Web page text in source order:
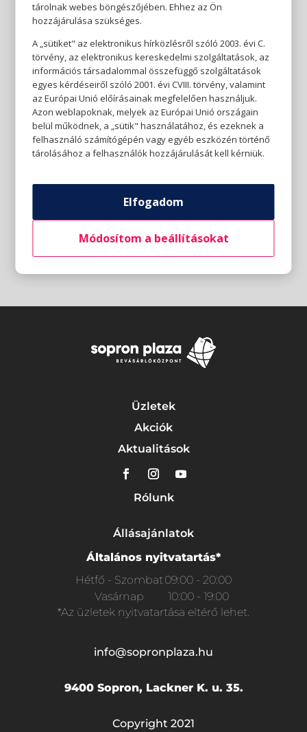
Üzletek
Akciók
Aktualitások
Rólunk
Állásajánlatok
Általános nyitvatartás*
Hétfő - Szombat09:00 - 20:00
Vasárnap
10:00 - 19:00
*Az üzletek nyitvatartása eltérő lehet.
info@sopronplaza.hu
9400 Sopron, Lackner K. u. 35.
Copyright 2021
tárolnak webes böngészőjében. Ehhez az Ön
hozzájárulása szükséges.
A „sütiket" az elektronikus hírközlésről szóló 2003. évi C.
törvény, az elektronikus kereskedelmi szolgáltatások, az
információs társadalommal összefüggő szolgáltatások
egyes kérdéseiről szóló 2001. évi CVIII. törvény, valamint
az Európai Unió előírásainak megfelelően használjuk.
Azon weblapoknak, melyek az Európai Unió országain
belül működnek, a „sütik" használatához, és ezeknek a
felhasználó számítógépén vagy egyéb eszközén történő
tárolásához a felhasználók hozzájárulását kell kérniük.
Elfogadom
Módosítom a beállításokat